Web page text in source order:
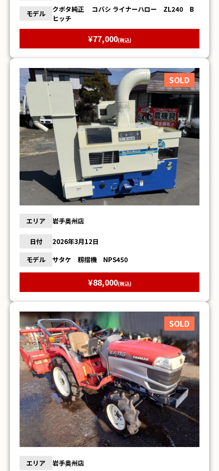
モデル
クボタ純正 コバシ ライナーハロー ZL240 B
ヒッチ
¥77,000(税込)
SOLD
エリア 岩手奥州店
日付
2026年3月12日
モデル
サタケ 籾摺機 NPS450
¥88,000(税込)
SOLD
エリア 岩手奥州店